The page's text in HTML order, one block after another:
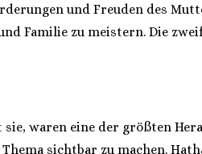
und Freuden des
Familie zu meistern. Die
waren eine der größten
sichtbar zu machen.